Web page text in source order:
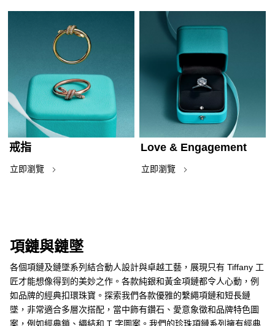
戒指
立即瀏覽
Love & Engagement
立即瀏覽
項鏈與鏈墜
各個項鏈及鏈墜系列結合動人設計與卓越工藝，展現只有 Tiffany 工
匠才能想像得到的美妙之作。各款純銀和黃金項鏈都令人心動，例
如品牌的經典扣環珠寶。探索我們各款優雅的繫繩項鏈和短長鏈
墜，非常適合多層次搭配，當中飾有鑽石、愛意象徵和品牌特色圖
案，例如經典鎖、繩結和 T 字圖案。我們的珍珠項鏈系列擁有經典